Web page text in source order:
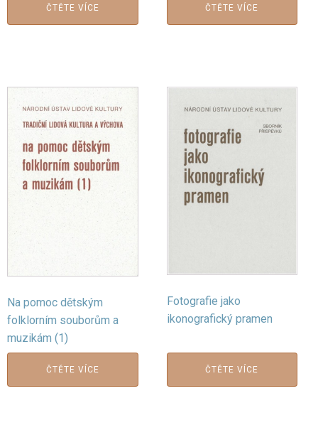
ČTĚTE VÍCE ČTĚTE VÍCE
Na pomoc dětským
folklorním souborům a
muzikám (1)
ČTĚTE VÍCE
Fotografie jako
ikonografický pramen
ČTĚTE VÍCE